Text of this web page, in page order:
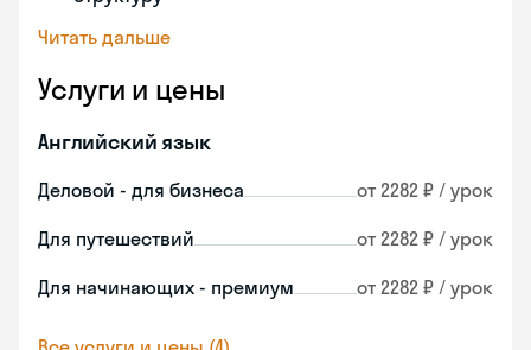
Читать дальше
Услуги и цены
Английский язык
Деловой - для бизнеса от 2282 ₽ / урок
Для путешествий от 2282 ₽ / урок
Для начинающих - премиум от 2282 ₽ / урок